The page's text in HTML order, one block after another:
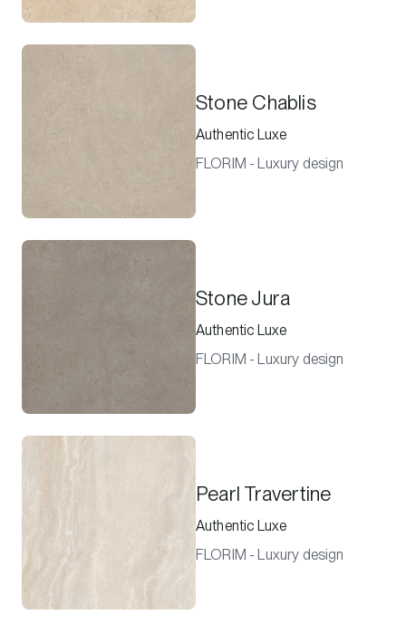
Stone Chablis
Authentic Luxe
FLORIM - Luxury design
Stone Jura
Authentic Luxe
FLORIM - Luxury design
Pearl Travertine
Authentic Luxe
FLORIM - Luxury design